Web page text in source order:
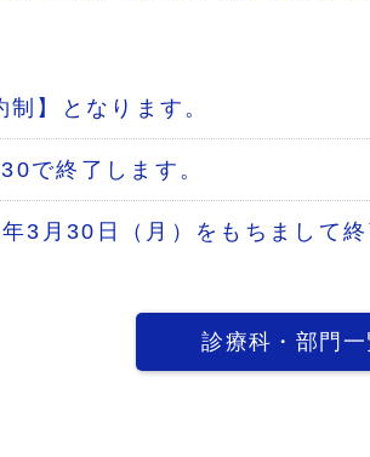
】となります。
で終了します。
3月30日（月）をもちまして終
診療科・部門一